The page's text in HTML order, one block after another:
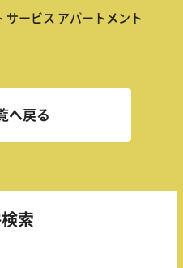
サービス アパートメント
へ戻る
索